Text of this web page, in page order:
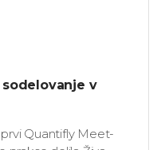
v
Quantifly Meet-